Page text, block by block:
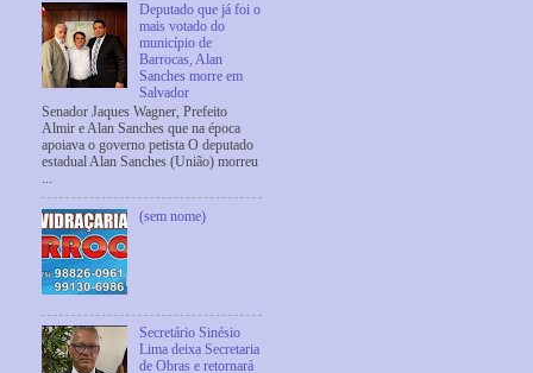
Deputado que já foi o
mais votado do
município de
Barrocas, Alan
Sanches morre em
Salvador
Senador Jaques Wagner, Prefeito
Almir e Alan Sanches que na época
apoiava o governo petista O deputado
estadual Alan Sanches (União) morreu
...
(sem nome)
Secretário Sinésio
Lima deixa Secretaria
de Obras e retornará